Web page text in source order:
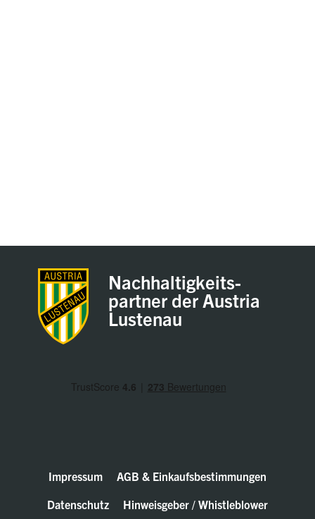
Nachhaltigkeits-
partner der Austria
Lustenau
Impressum
AGB & Einkaufsbestimmungen
Datenschutz
Hinweisgeber / Whistleblower